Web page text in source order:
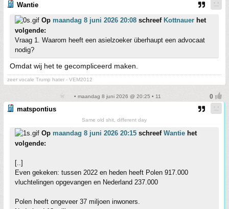
Wantie
Op maandag 8 juni 2026 20:08 schreef Kottnauer het
volgende:
Vraag 1. Waarom heeft een asielzoeker überhaupt een advocaat
nodig?
Omdat wij het te gecompliceerd maken.
zeer vocale Trump hater - VEM2012
• maandag 8 juni 2026 @ 20:25 • 11
matspontius
Same old shit, different day
Op maandag 8 juni 2026 20:15 schreef Wantie het
volgende:
[..]
Even gekeken: tussen 2022 en heden heeft Polen 917.000
vluchtelingen opgevangen en Nederland 237.000
Polen heeft ongeveer 37 miljoen inwoners.